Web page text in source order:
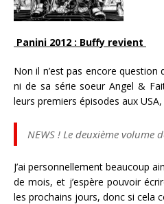
Panini 2012 : Buffy revient
Non il n’est pas encore question
ni de sa série soeur Angel &
leurs premiers épisodes aux
NEWS ! Le deuxième volume
J’ai personnellement beaucoup
de mois, et j’espère pouvoir
les prochains jours, donc si cela